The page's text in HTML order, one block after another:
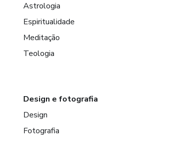
Astrologia
Espiritualidade
Meditação
Teologia
Design e fotografia
Design
Fotografia